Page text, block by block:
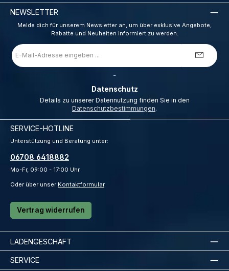
NEWSLETTER
Melde dich für unserem Newsletter an, um über exklusive Angebote,
Rabatte und Neuheiten informiert zu werden.
E-
Mail-
Adresse
Datenschutz
Datenschutzbestimmungen.
SERVICE-HOTLINE
Unterstützung und Beratung unter:
06708 6418882
Mo-Fr, 09:00 - 17:00 Uhr
Oder über unser Kontaktformular.
Vertrag widerrufen
LADENGESCHÄFT
SERVICE